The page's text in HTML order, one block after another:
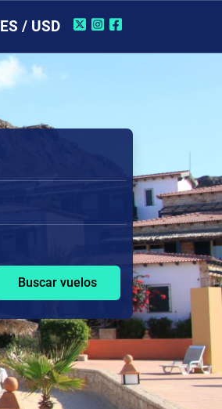
ES / USD
Buscar vuelos